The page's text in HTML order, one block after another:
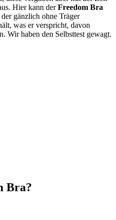
Hier kann derFreedom Bra
gänzlich ohne Träger
was er verspricht, davon
Wir haben den Selbsttest gewagt.
Bra?